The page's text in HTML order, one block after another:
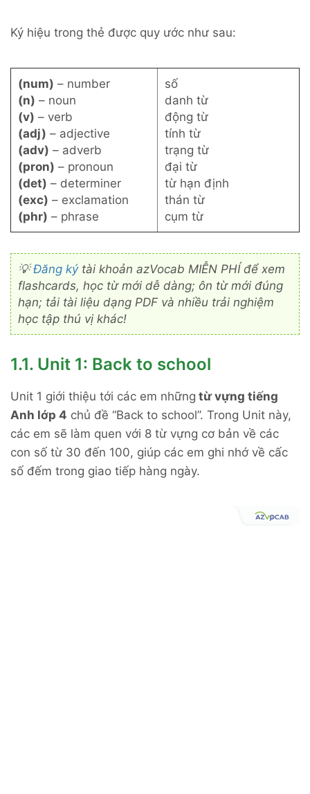
Ký hiệu trong thẻ được quy ước như sau:
(num) – number
(n) – noun
(v) – verb
(adj) – adjective
(adv) – adverb
(pron) – pronoun
(det) – determiner
(exc) – exclamation
(phr) – phrase
số
danh từ
động từ
tính từ
trạng từ
đại từ
từ hạn định
thán từ
cụm từ
💡Đăng kýtài khoản azVocab MIỄN PHÍ để xem
flashcards, học từ mới dễ dàng; ôn từ mới đúng
hạn; tải tài liệu dạng PDF và nhiều trải nghiệm
học tập thú vị khác!
1.1. Unit 1: Back to school
Unit 1 giới thiệu tới các em những từ vựng tiếng
Anh lớp 4 chủ đề “Back to school”. Trong Unit này,
các em sẽ làm quen với 8 từ vựng cơ bản về các
con số từ 30 đến 100, giúp các em ghi nhớ về cấc
số đếm trong giao tiếp hàng ngày.